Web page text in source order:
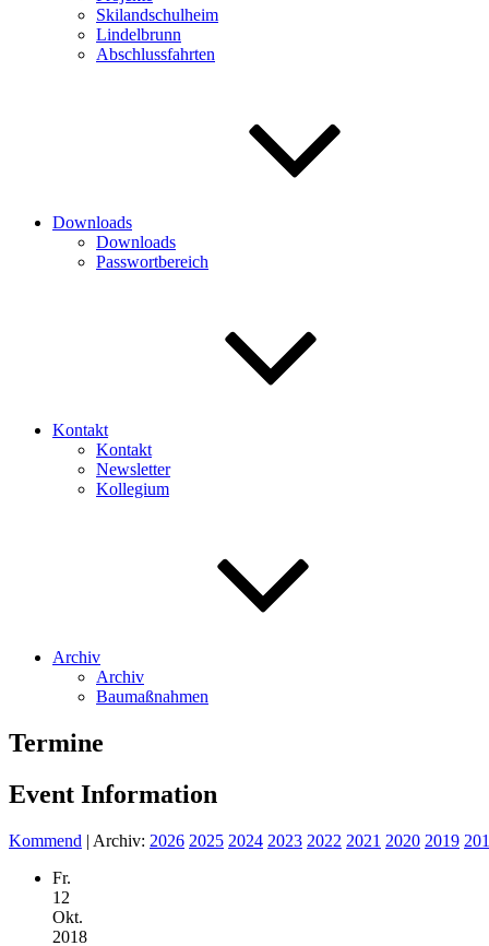
Skilandschulheim
Lindelbrunn
Abschlussfahrten
Downloads
Downloads
Passwortbereich
Kontakt
Kontakt
Newsletter
Kollegium
Archiv
Archiv
Baumaßnahmen
Termine
Event Information
Kommend | Archiv: 2026 2025 2024 2023 2022 2021 2020 2019
Fr.
12
Okt.
2018